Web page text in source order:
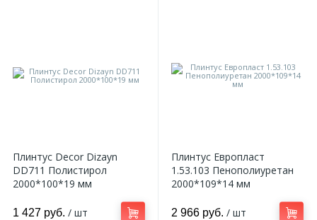
Плинтус Decor Dizayn
DD711 Полистирол
2000*100*19 мм
1 427 руб. / шт
Плинтус Европласт
1.53.103 Пенополиуретан
2000*109*14 мм
2 966 руб. / шт